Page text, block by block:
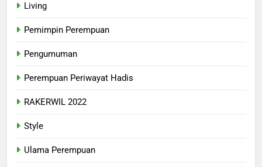
Living
Pemimpin Perempuan
Pengumuman
Perempuan Periwayat Hadis
RAKERWIL 2022
Style
Ulama Perempuan